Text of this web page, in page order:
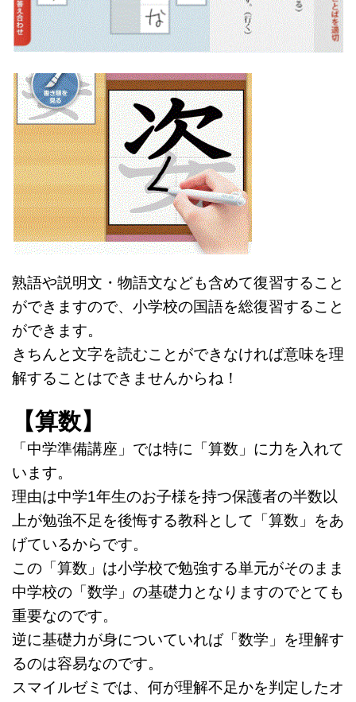
熟語や説明文・物語文なども含めて復習すること
ができますので、小学校の国語を総復習すること
ができます。
きちんと文字を読むことができなければ意味を理
解することはできませんからね！
【算数】
「中学準備講座」では特に「算数」に力を入れて
います。
理由は中学1年生のお子様を持つ保護者の半数以
上が勉強不足を後悔する教科として「算数」をあ
げているからです。
この「算数」は小学校で勉強する単元がそのまま
中学校の「数学」の基礎力となりますのでとても
重要なのです。
逆に基礎力が身についていれば「数学」を理解す
るのは容易なのです。
スマイルゼミでは、何が理解不足かを判定したオ